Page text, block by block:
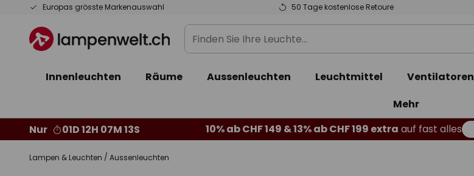
Europas grösste Markenauswahl 50 Tage kostenlose Retoure
Zum
springen
Finden
Sie
Leuchte...
Innenleuchten Räume Aussenleuchten Leuchtmittel Ventilatoren
Mehr
Nur
01D 12H 07M 10S 10% ab CHF 149 & 13% ab CHF 199 extra auf fast alles
Lampen & Leuchten Aussenleuchten